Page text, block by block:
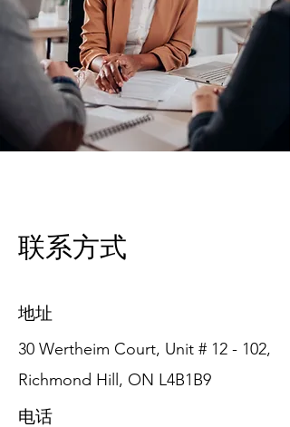
​联系方式
地址
30 Wertheim Court, Unit # 12 - 102,
Richmond Hill, ON L4B1B9
电话